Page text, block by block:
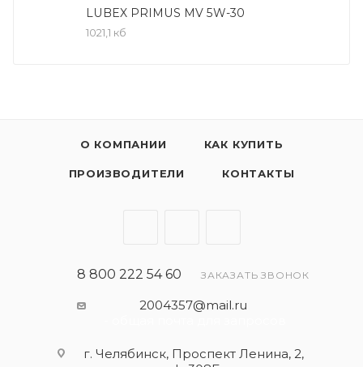
Полность синтетическое моторное масло для
от образования сажи и отложений благодаря
- обеспечивает постоянную смазку при любых
можно безопасно использовать всесезонно.
LUBEX PRIMUS MV 5W-30
1021,1 кб
О КОМПАНИИ КАК КУПИТЬ
ПРОИЗВОДИТЕЛИ КОНТАКТЫ
8 800 222 54 60 ЗАКАЗАТЬ ЗВОНОК
2004357@mail.ru
г. Челябинск, Проспект Ленина, 2,